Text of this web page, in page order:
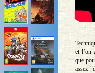
et l’on
que
assez